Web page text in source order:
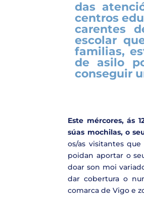
das
centros
carentes
escolar
familias,
de asilo
conseguir
Este mércores, ás
súas mochilas, o
os/as visitantes
poidan aportar o
doar son moi
dar cobertura o
comarca de Vigo e